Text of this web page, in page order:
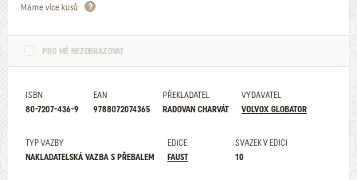
Máme více kusů
PRO MĚ NEZOBRAZOVAT
ISBN
80-7207-436-9
EAN
9788072074365
PŘEKLADATEL
RADOVAN CHARVÁT
VYDAVATEL
VOLVOX GLOBATOR
TYP VAZBY
NAKLADATELSKÁ VAZBA S PŘEBALEM
EDICE
FAUST
SVAZEK V EDICI
10